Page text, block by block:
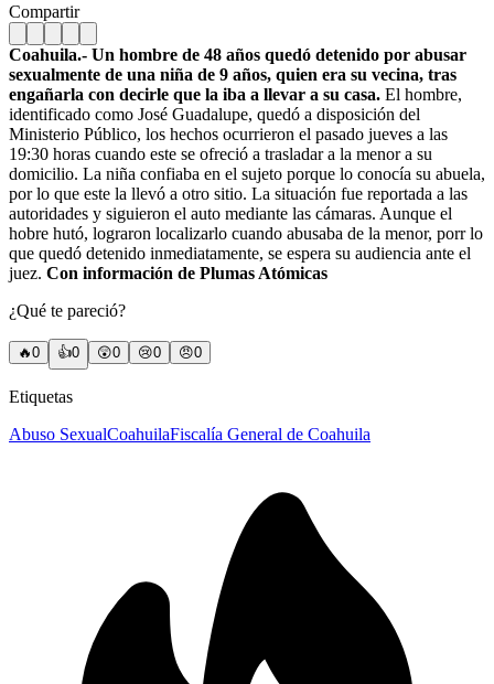
Compartir
Coahuila.- Un hombre de 48 años quedó detenido por abusar
sexualmente de una niña de 9 años, quien era su vecina, tras
engañarla con decirle que la iba a llevar a su casa. El hombre,
identificado como José Guadalupe, quedó a disposición del
Ministerio Público, los hechos ocurrieron el pasado jueves a las
19:30 horas cuando este se ofreció a trasladar a la menor a su
domicilio. La niña confiaba en el sujeto porque lo conocía su abuela,
por lo que este la llevó a otro sitio. La situación fue reportada a las
autoridades y siguieron el auto mediante las cámaras. Aunque el
hobre hutó, lograron localizarlo cuando abusaba de la menor, porr lo
que quedó detenido inmediatamente, se espera su audiencia ante el
juez. Con información de Plumas Atómicas
¿Qué te pareció?
🔥0 👍0 😲0 😢0 😠0
Etiquetas
Abuso SexualCoahuilaFiscalía General de Coahuila